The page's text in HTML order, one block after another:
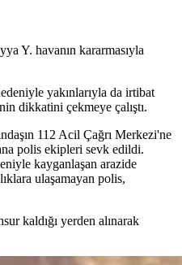
Y. havanın kararmasıyla
yakınlarıyla da irtibat
dikkatini çekmeye çalıştı.
112 Acil Çağrı Merkezi'ne
polis ekipleri sevk edildi.
kayganlaşan arazide
ulaşamayan polis,
kaldığı yerden alınarak